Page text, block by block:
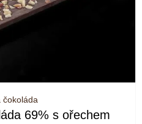
čokoláda
69% s ořechem